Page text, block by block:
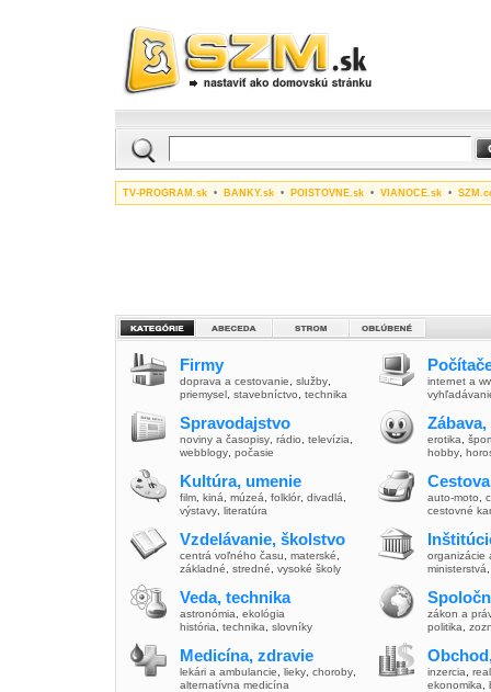
TV-PROGRAM.sk • BANKY.sk • POISTOVNE.sk • VIANOCE.sk •
Firmy
doprava a cestovanie služby
priemysel stavebníctvo technika
Spravodajstvo
noviny a časopisy rádio televízia
webblogy počasie
Kultúra, umenie
film kiná múzeá folklór, divadlá
výstavy literatúra
Vzdelávanie, školstvo
centrá voľného času materské
základné
stredné vysoké školy
Veda, technika
astronómia
ekológia
história
technika slovníky
Medicína, zdravie
lekári a ambulancie lieky choroby
alternatívna medicína
internet a
erotika
hobby
auto-moto
cestovné
organizácie
ministerstvá
zákon a
politika
inzercia
ekonomika